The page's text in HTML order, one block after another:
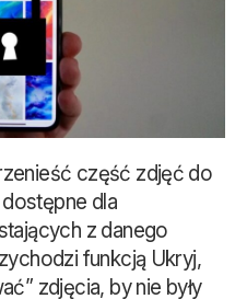
część zdjęć do
dla
z danego
funkcją Ukryj,
zdjęcia, by nie były